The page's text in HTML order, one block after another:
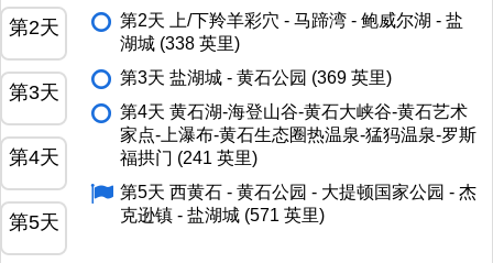
第2天
第3天
第4天
第5天
第2天 上/下羚羊彩穴 - 马蹄湾 - 鲍威尔湖 - 盐
湖城 (338 英里)
第3天 盐湖城 - 黄石公园 (369 英里)
第4天 黄石湖-海登山谷-黄石大峡谷-黄石艺术
家点-上瀑布-黄石生态圈热温泉-猛犸温泉-罗斯
福拱门 (241 英里)
第5天 西黄石 - 黄石公园 - 大提顿国家公园 - 杰
克逊镇 - 盐湖城 (571 英里)